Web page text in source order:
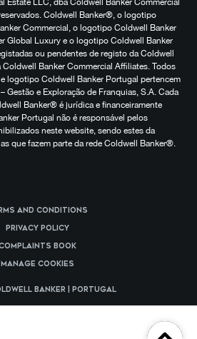
Coldwell Banker®, o logotipo
Commercial, o logotipo Coldwell Banker
Global Luxury e o logotipo Coldwell Banker
ou pendentes de registo da Coldwell
Coldwell Banker Commercial Affiliates. Todos
logotipo Coldwell Banker Portugal pertencem
Gestão e Exploração de Franquias, S.A. Cada
Banker® é jurídica e financeiramente
Portugal não é responsável pelos
neste website, sendo estes da
que fazem parte da rede Coldwell Banker®.
and Conditions
Privacy Policy
Book
Manage cookies
Banker | Portugal